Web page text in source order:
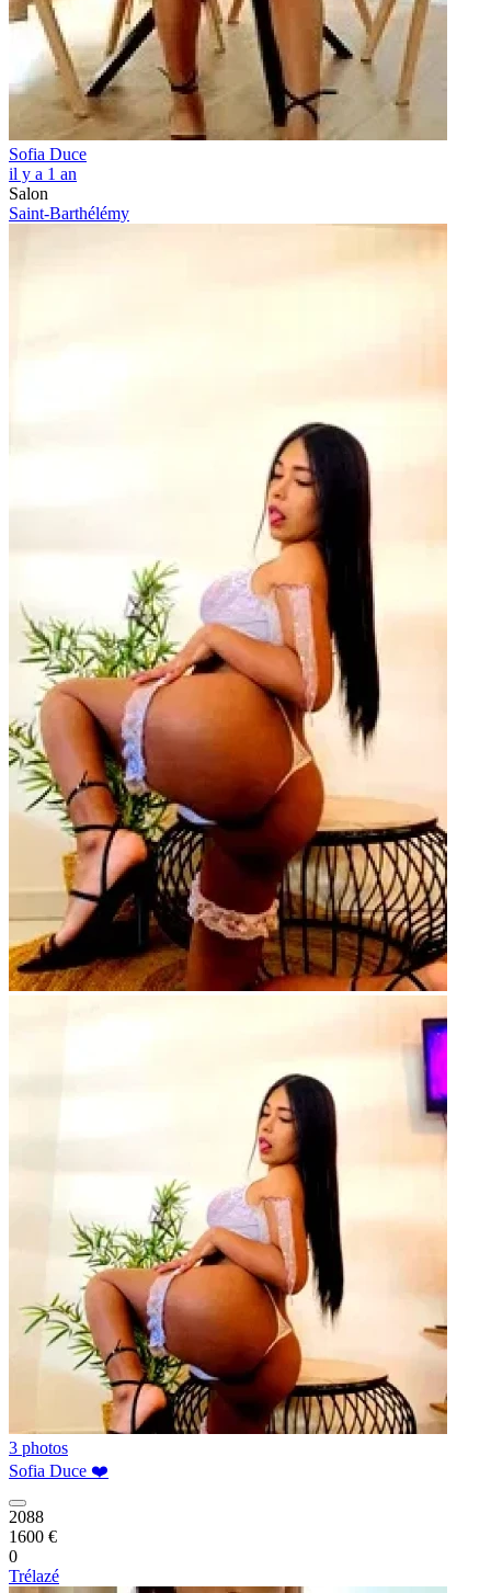
Sofia Duce
il y a 1 an
Salon
Saint-Barthélémy
3 photos
Sofia Duce ❤️
2088
1600 €
0
Trélazé